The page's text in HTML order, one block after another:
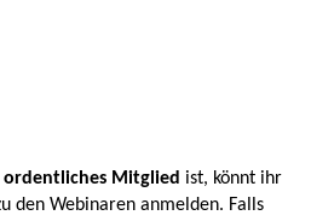
ordentliches Mitglied ist, könnt ihr
den Webinaren anmelden. Falls